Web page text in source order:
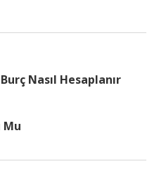
Nasıl Hesaplanır
Mu